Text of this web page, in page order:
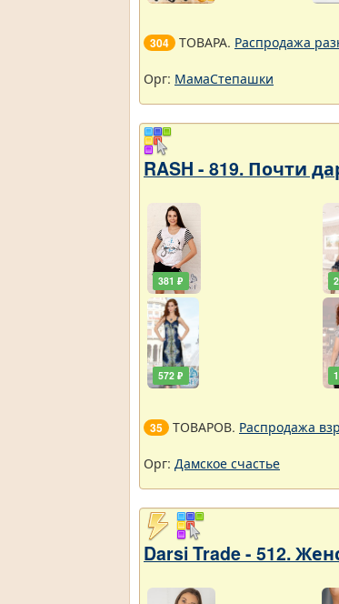
304 ТОВАРА. Распродажа
Орг: МамаСтепашки
RASH - 819. Почти
381 ₽
572 ₽
35 ТОВАРОВ. Распродажа
Орг: Дамское счастье
Darsi Trade - 512.